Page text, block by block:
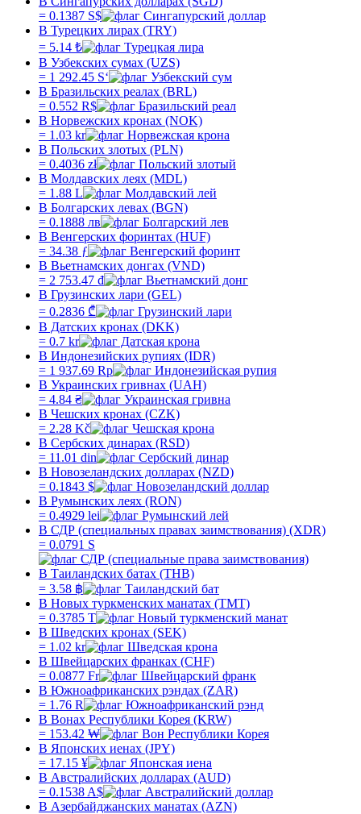
= 0.1387 S$
В Турецких лирах (TRY)
= 5.14 ₺
В Узбекских сумах (UZS)
= 1 292.45 Sʻ
В Бразильских реалах (BRL)
= 0.552 R$
В Норвежских кронах (NOK)
= 1.03 kr
В Польских злотых (PLN)
= 0.4036 zł
В Молдавских леях (MDL)
= 1.88 L
В Болгарских левах (BGN)
= 0.1888 лв
В Венгерских форинтах (HUF)
= 34.38 ƒ
В Вьетнамских донгах (VND)
= 2 753.47 ₫
В Грузинских лари (GEL)
= 0.2836 ₾
В Датских кронах (DKK)
= 0.7 kr
В Индонезийских рупиях (IDR)
= 1 937.69 Rp
В Украинских гривнах (UAH)
= 4.84 ₴
В Чешских кронах (CZK)
= 2.28 Kč
В Сербских динарах (RSD)
= 11.01 din
В Новозеландских долларах (NZD)
= 0.1843 $
В Румынских леях (RON)
= 0.4929 lei
В СДР (специальных правах заимствования) (XDR)
= 0.0791 S
В Таиландских батах (THB)
= 3.58 ฿
В Новых туркменских манатах (TMT)
= 0.3785 T
В Шведских кронах (SEK)
= 1.02 kr
В Швейцарских франках (CHF)
= 0.0877 Fr
В Южноафриканских рэндах (ZAR)
= 1.76 R
В Вонах Республики Корея (KRW)
= 153.42 ₩
В Японских иенах (JPY)
= 17.15 ¥
В Австралийских долларах (AUD)
= 0.1538 A$
В Азербайджанских манатах (AZN)